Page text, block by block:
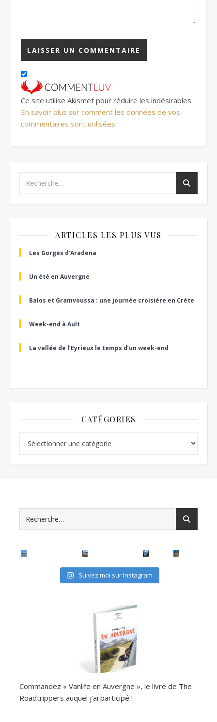
Ce site utilise Akismet pour réduire les indésirables.
En savoir plus sur comment les données de vos
commentaires sont utilisées.
ARTICLES LES PLUS VUS
Les Gorges d’Aradena
Un été en Auvergne
Balos et Gramvoussa : une journée croisière en Crète
Week-end à Ault
La vallée de l’Eyrieux le temps d’un week-end
CATÉGORIES
Suivez moi sur Instagram
Commandez « Vanlife en Auvergne », le livre de The
Roadtrippers auquel j’ai participé !